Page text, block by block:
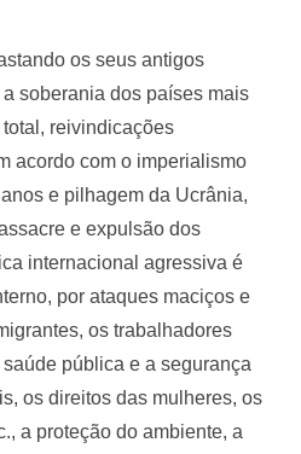
os seus antigos
soberania dos países mais
reivindicações
acordo com o imperialismo
e pilhagem da Ucrânia,
e expulsão dos
internacional agressiva é
por ataques maciços e
os trabalhadores
pública e a segurança
os direitos das mulheres, os
a proteção do ambiente, a